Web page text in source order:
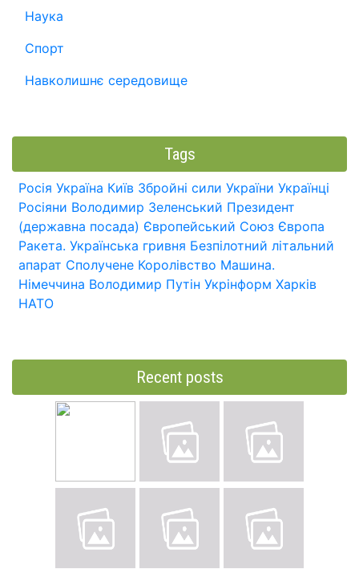
Наука
Спорт
Навколишнє середовище
Tags
Росія Україна Київ Збройні сили України Українці
Росіяни Володимир Зеленський Президент
(державна посада) Європейський Союз Європа
Ракета. Українська гривня Безпілотний літальний
апарат Сполучене Королівство Машина.
Німеччина Володимир Путін Укрінформ Харків
НАТО
Recent posts